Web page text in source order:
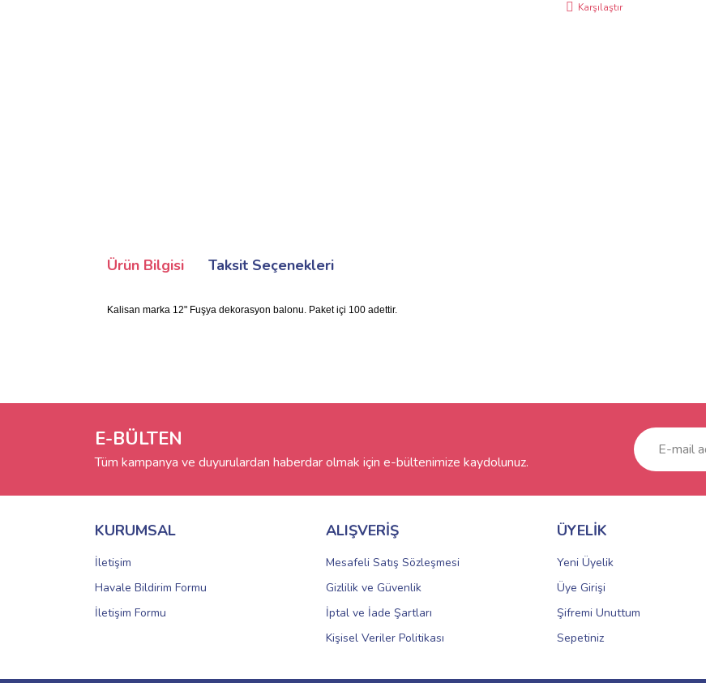
Karşılaştır
Ürün Bilgisi Taksit Seçenekleri
Kalisan marka 12" Fuşya dekorasyon balonu. Paket içi 100 adettir.
E-BÜLTEN
Tüm kampanya ve duyurulardan haberdar olmak için e-bültenimize kaydolunuz.
KURUMSAL
İletişim
Havale Bildirim Formu
İletişim Formu
ALIŞVERİŞ
Mesafeli Satış Sözleşmesi
Gizlilik ve Güvenlik
İptal ve İade Şartları
Kişisel Veriler Politikası
ÜYELİK
Yeni Üyelik
Üye Girişi
Şifremi Unuttum
Sepetiniz